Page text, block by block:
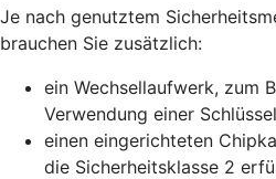
Je nach genutztem
brauchen Sie zusätzlich:
ein Wechsellaufwerk, zum
Verwendung einer
einen eingerichteten
die Sicherheitsklasse 2